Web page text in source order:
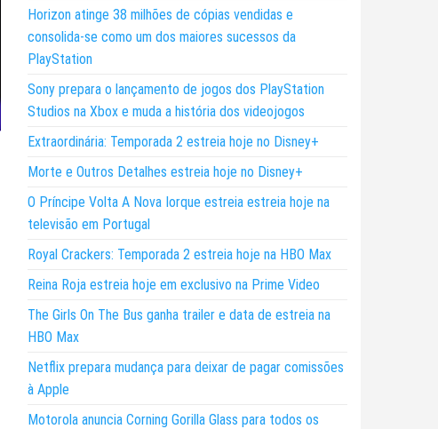
Horizon atinge 38 milhões de cópias vendidas e
consolida-se como um dos maiores sucessos da
PlayStation
Sony prepara o lançamento de jogos dos PlayStation
Studios na Xbox e muda a história dos videojogos
Extraordinária: Temporada 2 estreia hoje no Disney+
Morte e Outros Detalhes estreia hoje no Disney+
O Príncipe Volta A Nova Iorque estreia estreia hoje na
televisão em Portugal
Royal Crackers: Temporada 2 estreia hoje na HBO Max
Reina Roja estreia hoje em exclusivo na Prime Video
The Girls On The Bus ganha trailer e data de estreia na
HBO Max
Netflix prepara mudança para deixar de pagar comissões
à Apple
Motorola anuncia Corning Gorilla Glass para todos os